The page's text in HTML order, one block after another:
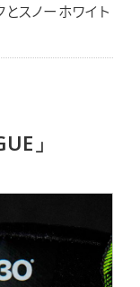
とスノーホワイト
」